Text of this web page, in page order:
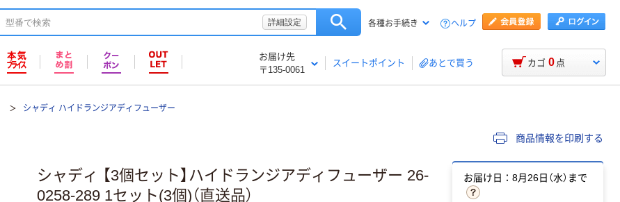
詳細設定 各種お手続き ヘルプ
お届け先
〒135-0061
スイートポイント あとで買う カゴ 0 点
シャディ ハイドランジアディフューザー
商品情報を印刷する
シャディ 【3個セット】ハイドランジアディフューザー 26-
0258-289 1セット(3個)（直送品）
お届け日：8月26日（水）まで